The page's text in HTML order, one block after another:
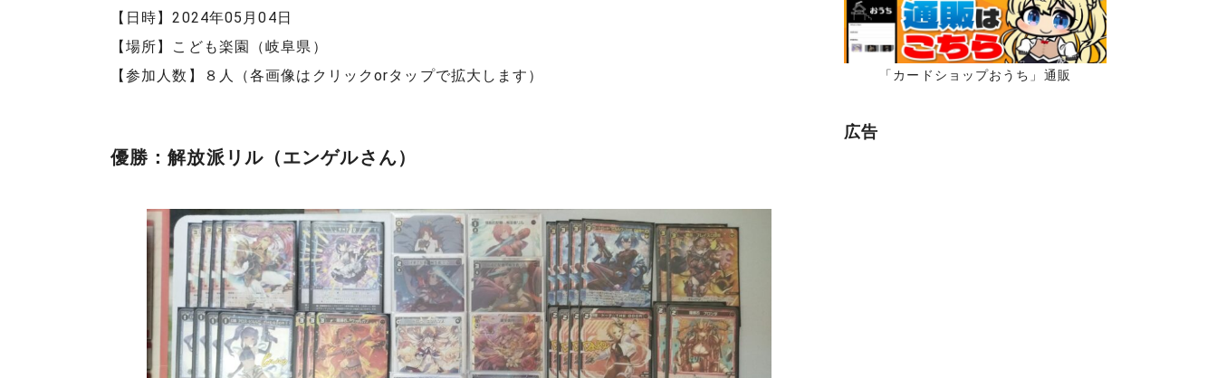
【日時】2024年05月04日
【場所】こども楽園（岐阜県）
【参加人数】８人（各画像はクリックorタップで拡大します）
優勝：解放派リル（エンゲルさん）
「カードショップおうち」通販
広告